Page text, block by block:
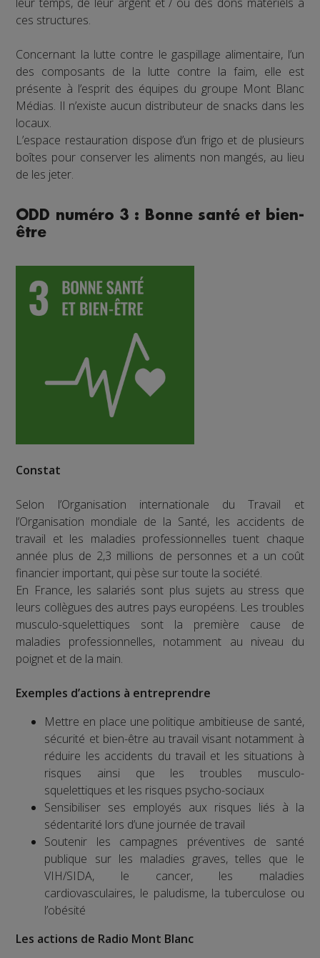
ces structures.
Concernant la lutte contre le gaspillage alimentaire, l’un
des composants de la lutte contre la faim, elle est
présente à l’esprit des équipes du groupe Mont Blanc
Médias. Il n’existe aucun distributeur de snacks dans les
locaux.
L’espace restauration dispose d’un frigo et de plusieurs
boîtes pour conserver les aliments non mangés, au lieu
de les jeter.
ODD numéro 3 : Bonne santé et bien-
être
Constat
Selon l’Organisation internationale du Travail et
l’Organisation mondiale de la Santé, les accidents de
travail et les maladies professionnelles tuent chaque
année plus de 2,3 millions de personnes et a un coût
financier important, qui pèse sur toute la société.
En France, les salariés sont plus sujets au stress que
leurs collègues des autres pays européens. Les troubles
musculo-squelettiques sont la première cause de
maladies professionnelles, notamment au niveau du
poignet et de la main.
Exemples d’actions à entreprendre
Mettre en place une politique ambitieuse de santé,
sécurité et bien-être au travail visant notamment à
réduire les accidents du travail et les situations à
risques ainsi que les troubles musculo-
squelettiques et les risques psycho-sociaux
Sensibiliser ses employés aux risques liés à la
sédentarité lors d’une journée de travail
Soutenir les campagnes préventives de santé
publique sur les maladies graves, telles que le
VIH/SIDA, le cancer, les maladies
cardiovasculaires, le paludisme, la tuberculose ou
l’obésité
Les actions de Radio Mont Blanc